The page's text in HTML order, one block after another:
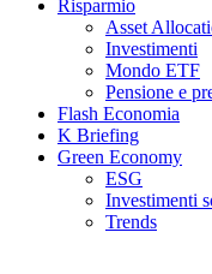
Risparmio
Asset
Investimenti
Mondo ETF
Pensione e
Flash Economia
K Briefing
Green Economy
ESG
Investimenti
Trends